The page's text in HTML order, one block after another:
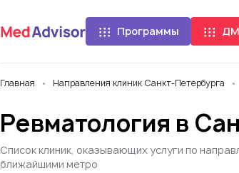
Программы
Главная Направления клиник Санкт-Петербурга
Ревматология в
Список клиник, оказывающих услуги по
ближайшими метро